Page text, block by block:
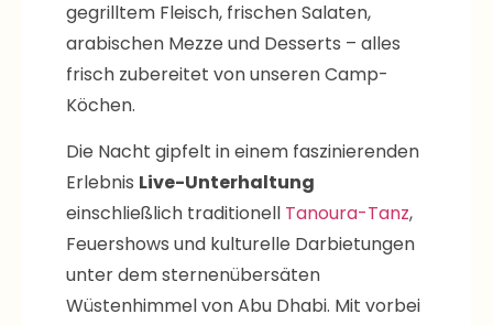
arabischen Mezze und Desserts – alles
frisch zubereitet von unseren Camp-
Köchen.
ErlebnisLive-Unterhaltung
einschließlich traditionellTanoura-Tanz
Feuershows und kulturelle Darbietungen
unter dem sternenübersäten
Wüstenhimmel von Abu Dhabi. Mit vorbei
1.200 Fünf-Sterne-Bewertungen und